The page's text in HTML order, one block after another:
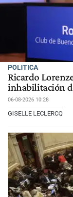
POLITICA
Ricardo
inhabilitación
06-08-2026 10:28
GISELLE LECLERCQ